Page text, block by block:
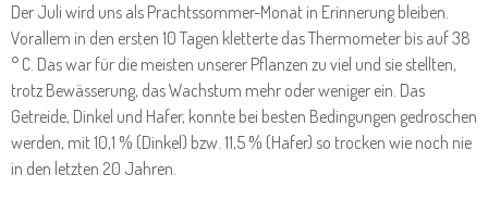
Der Juli wird uns als Prachtssommer-Monat in Erinnerung bleiben.
Vorallem in den ersten 10 Tagen kletterte das Thermometer bis auf 38
° C. Das war für die meisten unserer Pflanzen zu viel und sie stellten,
trotz Bewässerung, das Wachstum mehr oder weniger ein. Das
Getreide, Dinkel und Hafer, konnte bei besten Bedingungen gedroschen
werden, mit 10,1 % (Dinkel) bzw. 11,5 % (Hafer) so trocken wie noch nie
in den letzten 20 Jahren.